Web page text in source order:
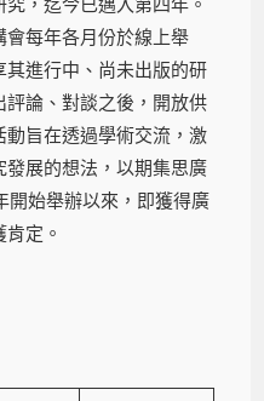
每年各月份於線上舉
進行中、尚未出版的研
論、對談之後，開放供
旨在透過學術交流，激
展的想法，以期集思廣
開始舉辦以來，即獲得廣
定。